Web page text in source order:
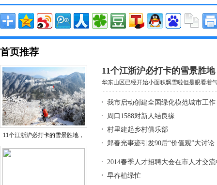
首页推荐
11个江浙沪必打卡的雪景胜地，
11个江浙沪必打卡的雪景胜
华东山区已经开始小面积飘雪啦但是眼看着
我市启动创建全国绿化模范城市工作
周口1588对新人结良缘
村里建起乡村俱乐部
郑春光事迹引发90后“价值观”大讨论
2014春季人才招聘大会在市人才交
早春植绿忙